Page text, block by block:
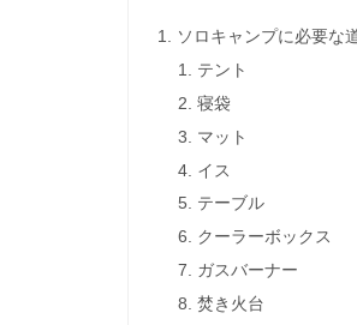
ソロキャンプに必要な
テント
寝袋
マット
イス
テーブル
クーラーボックス
ガスバーナー
焚き火台